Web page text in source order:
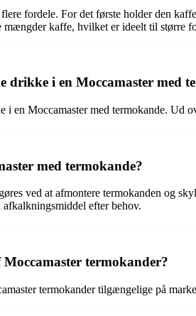
fordele. For det første holder den
mængder kaffe, hvilket er ideelt til større
drikke i en Moccamaster med
i en Moccamaster med termokande. Ud
med termokande?
ved at afmontere termokanden og
efter behov.
termokander?
termokander tilgængelige på